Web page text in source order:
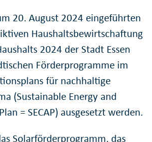
20. August 2024 eingeführten
Haushaltsbewirtschaftung
2024 der Stadt Essen
Förderprogramme im
für nachhaltige
(Sustainable Energy and
= SECAP) ausgesetzt werden.
Solarförderprogramm, das